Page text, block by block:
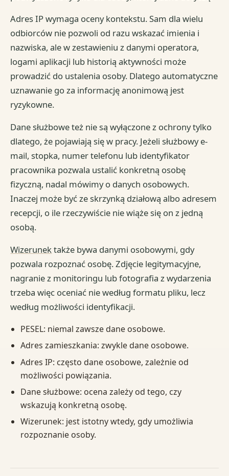
Adres IP wymaga oceny kontekstu. Sam dla wielu
odbiorców nie pozwoli od razu wskazać imienia i
nazwiska, ale w zestawieniu z danymi operatora,
logami aplikacji lub historią aktywności może
prowadzić do ustalenia osoby. Dlatego automatyczne
uznawanie go za informację anonimową jest
ryzykowne.
Dane służbowe też nie są wyłączone z ochrony tylko
dlatego, że pojawiają się w pracy. Jeżeli służbowy e-
mail, stopka, numer telefonu lub identyfikator
pracownika pozwala ustalić konkretną osobę
fizyczną, nadal mówimy o danych osobowych.
Inaczej może być ze skrzynką działową albo adresem
recepcji, o ile rzeczywiście nie wiąże się on z jedną
osobą.
Wizerunektakże bywa danymi osobowymi, gdy
pozwala rozpoznać osobę. Zdjęcie legitymacyjne,
nagranie z monitoringu lub fotografia z wydarzenia
trzeba więc oceniać nie według formatu pliku, lecz
według możliwości identyfikacji.
PESEL: niemal zawsze dane osobowe.
Adres zamieszkania: zwykle dane osobowe.
Adres IP: często dane osobowe, zależnie od
możliwości powiązania.
Dane służbowe: ocena zależy od tego, czy
wskazują konkretną osobę.
Wizerunek: jest istotny wtedy, gdy umożliwia
rozpoznanie osoby.